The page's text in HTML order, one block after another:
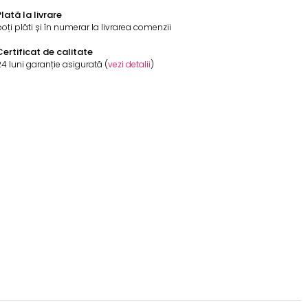
la livrare
plăti și în numerar la livrarea comenzii
de calitate
luni garanție asigurată (vezi detalii)